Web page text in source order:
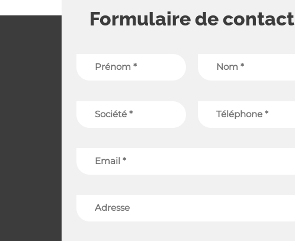
Formulaire de contact